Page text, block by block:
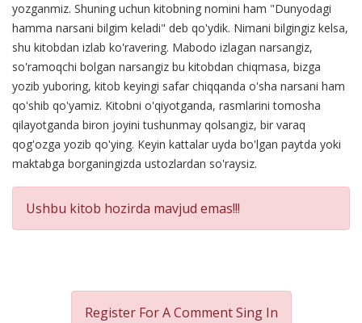
yozganmiz. Shuning uchun kitobning nomini ham "Dunyodagi
hamma narsani bilgim keladi" deb qo'ydik. Nimani bilgingiz kelsa,
shu kitobdan izlab ko'ravering. Mabodo izlagan narsangiz,
so'ramoqchi bolgan narsangiz bu kitobdan chiqmasa, bizga
yozib yuboring, kitob keyingi safar chiqqanda o'sha narsani ham
qo'shib qo'yamiz. Kitobni o'qiyotganda, rasmlarini tomosha
qilayotganda biron joyini tushunmay qolsangiz, bir varaq
qog'ozga yozib qo'ying. Keyin kattalar uyda bo'lgan paytda yoki
maktabga borganingizda ustozlardan so'raysiz.
Ushbu kitob hozirda mavjud emas!!!
Register For A CommentSing In